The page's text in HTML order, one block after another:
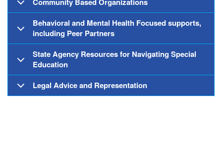
Behavioral and Mental Health Focused supports,
including Peer Partners
State Agency Resources for Navigating Special
Education
Legal Advice and Representation